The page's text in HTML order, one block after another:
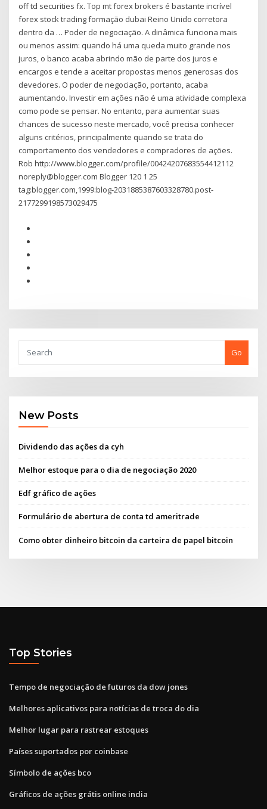
off td securities fx. Top mt forex brokers é bastante incrível
forex stock trading formação dubai Reino Unido corretora
dentro da … Poder de negociação. A dinâmica funciona mais
ou menos assim: quando há uma queda muito grande nos
juros, o banco acaba abrindo mão de parte dos juros e
encargos e tende a aceitar propostas menos generosas dos
devedores. O poder de negociação, portanto, acaba
aumentando. Investir em ações não é uma atividade complexa
como pode se pensar. No entanto, para aumentar suas
chances de sucesso neste mercado, você precisa conhecer
alguns critérios, principalmente quando se trata do
comportamento dos vendedores e compradores de ações.
Rob http://www.blogger.com/profile/00424207683554412112
noreply@blogger.com Blogger 120 1 25
tag:blogger.com,1999:blog-2031885387603328780.post-
2177299198573029475
Go
New Posts
Dividendo das ações da cyh
Melhor estoque para o dia de negociação 2020
Edf gráfico de ações
Formulário de abertura de conta td ameritrade
Como obter dinheiro bitcoin da carteira de papel bitcoin
Top Stories
Tempo de negociação de futuros da dow jones
Melhores aplicativos para notícias de troca do dia
Melhor lugar para rastrear estoques
Países suportados por coinbase
Símbolo de ações bco
Gráficos de ações grátis online india